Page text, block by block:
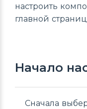
настроить
главной
Начало
Сначала